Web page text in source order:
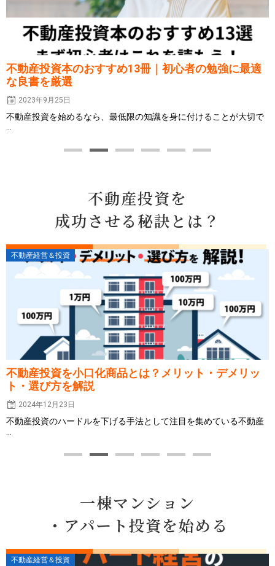
不動産投資本のおすすめ13冊｜初心者の勉強に最適
な良書を厳選
2023年9月25日
不動産投資を始めるなら、最低限の知識を身に付けることが大切で
...
不動産投資を
成功させる秘訣とは？
不動産経営＆投資
不動産投資を小口化商品とは？メリット・デメリッ
ト・選び方を解説
2024年12月23日
不動産投資のハードルを下げる手法として注目を集めている不動産
...
一棟マンション
・アパート投資を始める
不動産経営＆投資